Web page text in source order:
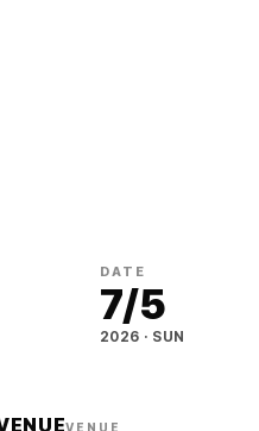
DATE
7/5
2026 · SUN
VENUE